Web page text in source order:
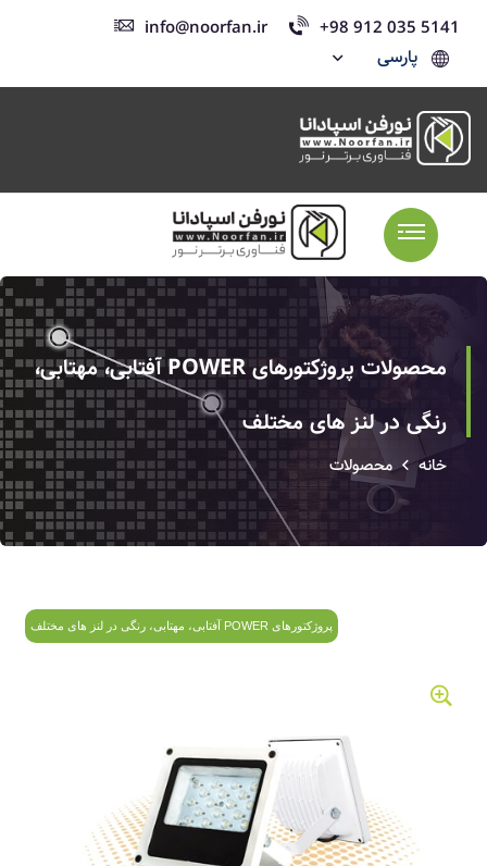
+98 912 035 5141
info@noorfan.ir
پارسی
محصولات پروژکتورهای POWER آفتابی، مهتابی،
رنگی در لنز های مختلف
خانه محصولات
پروژکتورهای POWER آفتابی، مهتابی، رنگی در لنز های مختلف